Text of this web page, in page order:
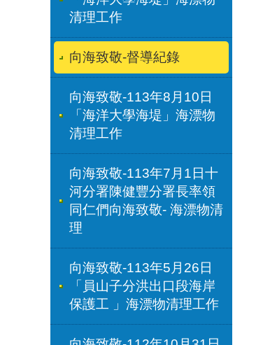
清理工作
向海致敬-督導紀錄
向海致敬-113年8月10日
「海洋大學海堤」海漂物
清理工作
向海致敬-113年7月1日十
河分署陳健豐分署長率領
同仁們向海致敬- 海漂物清
理
向海致敬-113年5月26日
「員山子分洪出口段海岸
保護工 」海漂物清理工作